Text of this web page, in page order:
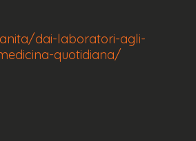
dai-laboratori-agli-
quotidiana/